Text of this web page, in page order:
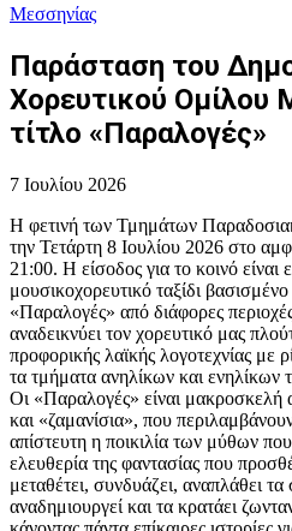
Μεσσηνίας
Παράσταση του
Χορευτικού Ομίλου
τίτλο «Παραλογές»
7 Ιουλίου 2026
Η φετινή των Τμημάτων
την Τετάρτη 8 Ιουλίου 2026 στο
21:00. Η είσοδος για το κοινό είναι
μουσικοχορευτικό ταξίδι
«Παραλογές» από διάφορες
αναδεικνύει τον χορευτικό μας
προφορικής λαϊκής λογοτεχνίας με
τα τμήματα ανηλίκων και ενηλίκων
Οι «Παραλογές» είναι μακροσκελή
και «ζαμανίσια», που
απίστευτη η ποικιλία των μύθων
ελευθερία της φαντασίας που
μεταθέτει, συνδυάζει, αναπλάθει τα
αναδημιουργεί και τα κρατάει